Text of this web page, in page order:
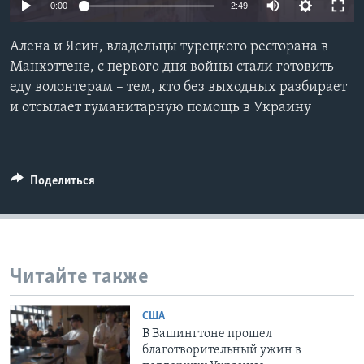
СОЦИАЛЬНЫЕ СЕТИ
0:00 2:49
Алена и Ясин, владельцы турецкого ресторана в
Манхэттене, с первого дня войны стали готовить
еду волонтерам – тем, кто без выходных разбирает
и отсылает гуманитарную помощь в Украину
Поделиться
Читайте также
США
В Вашингтоне прошел
благотворительный ужин в